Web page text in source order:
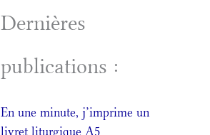
Dernières
publications :
En une minute, j’imprime un
livret liturgique A5